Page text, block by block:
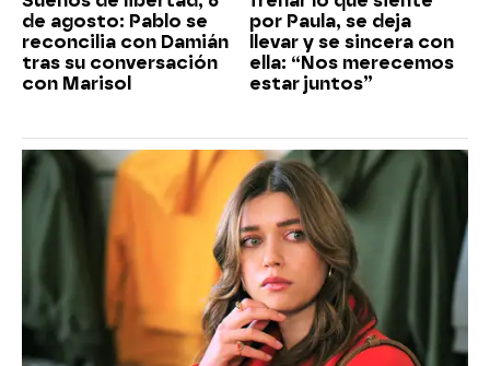
de agosto: Pablo se
reconcilia con Damián
tras su conversación
con Marisol
por Paula, se deja
llevar y se sincera con
ella: “Nos merecemos
estar juntos”